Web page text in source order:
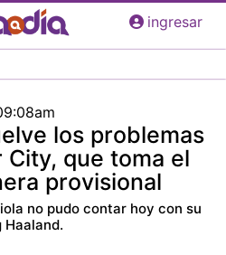
Pasar
al
principal
ingresar
los problemas
que toma el
provisional
no pudo contar hoy con su
Haaland.